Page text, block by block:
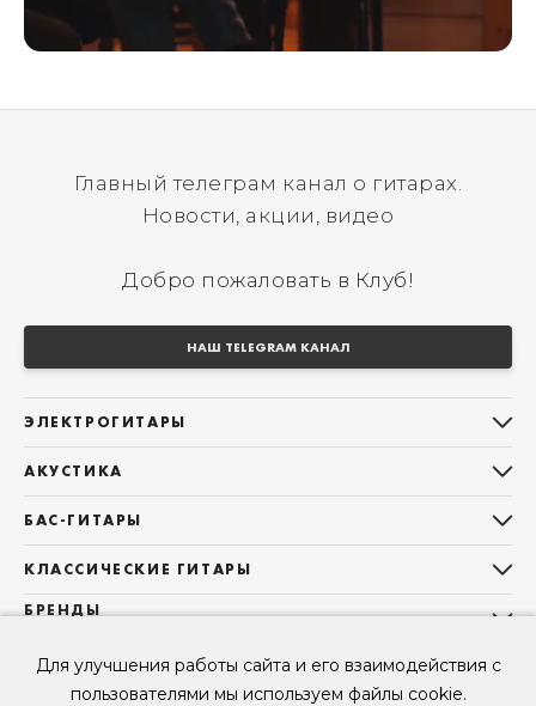
Для улучшения работы сайта и его взаимодействия с
пользователями мы используем файлы cookie.
Главный телеграм канал о гитарах.
Новости, акции, видео
Добро пожаловать в Клуб!
НАШ TELEGRAM КАНАЛ
ЭЛЕКТРОГИТАРЫ
Telecaster
Les Paul
Superstrat
АКУСТИКА
Фолки (ОМ, 000, 00)
Гранд Аудиториум
Б/У, уцененные гитары
БАС-ГИТАРЫ
Precision Bass
КЛАССИЧЕСКИЕ ГИТАРЫ
Все классические гитары
Б/У, уцененные гитары
БРЕНДЫ
Sigma Guitars
Enya Guitars
Контакты